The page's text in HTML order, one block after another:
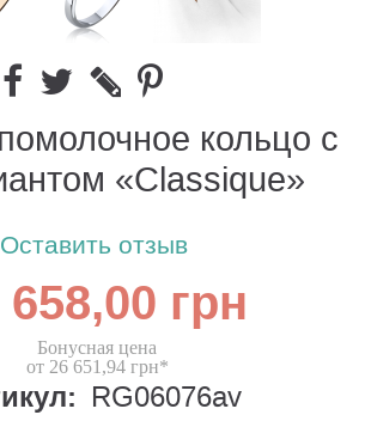
кольцо с
«Classique»
Оставить отзыв
грн
Бонусная цена
от 26 651,94 грн*
RG06076av